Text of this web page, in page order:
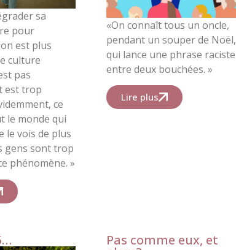
sa
pour
est plus
culture
pas
est trop
ce
le monde qui
le vois de plus
gens sont trop
phénomène. »
«On connaît tous un oncle,
pendant un souper de Noël,
qui lance une phrase raciste
entre deux bouchées. »
Lire plus
Pas comme eux, et